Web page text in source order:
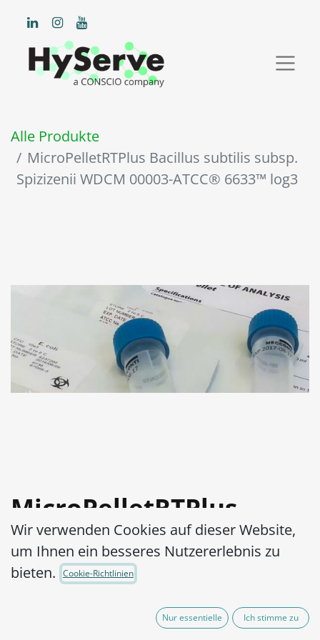
Alle Produkte
MicroPelletRTPlus Bacillus subtilis subsp.
Spizizenii WDCM 00003-ATCC® 6633™ log3
MicroPelletRTPlus
Bacillus subtilis subsp.
Spizizenii WDCM 00003-
MPRTP3B0070010
Wir verwenden Cookies auf dieser Website,
um Ihnen ein besseres Nutzererlebnis zu
bieten.
Cookie-Richtlinien
Nur essentielle Ich stimme zu